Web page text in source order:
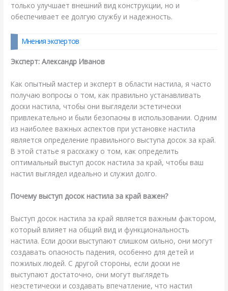
только улучшает внешний вид конструкции, но и
обеспечивает ее долгую службу и надежность.
Мнения экспертов
Эксперт: Александр Иванов
Как опытный мастер и эксперт в области настила, я часто
получаю вопросы о том, как правильно устанавливать
доски настила, чтобы они выглядели эстетически
привлекательно и были безопасны в использовании. Одним
из наиболее важных аспектов при установке настила
является определение правильного выступа досок за край.
В этой статье я расскажу о том, как определить
оптимальный выступ досок настила за край, чтобы ваш
настил выглядел идеально и служил долго.
Почему выступ досок настила за край важен?
Выступ досок настила за край является важным фактором,
который влияет на общий вид и функциональность
настила. Если доски выступают слишком сильно, они могут
создавать опасность падения, особенно для детей и
пожилых людей. С другой стороны, если доски не
выступают достаточно, они могут выглядеть
неэстетически и создавать впечатление, что настил